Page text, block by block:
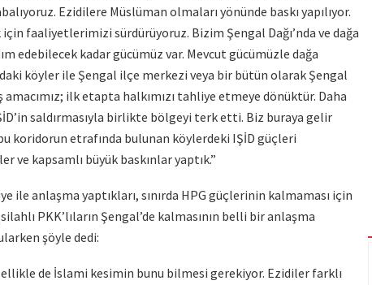
Ezidilere Müslüman olmaları yönünde baskı yapılıyor.
faaliyetlerimizi sürdürüyoruz. Bizim Şengal Dağı’nda ve dağa
edebilecek kadar gücümüz var. Mevcut gücümüzle dağa
köyler ile Şengal ilçe merkezi veya bir bütün olarak Şengal
ilk etapta halkımızı tahliye etmeye dönüktür. Daha
saldırmasıyla birlikte bölgeyi terk etti. Biz buraya gelir
koridorun etrafında bulunan köylerdeki IŞİD güçleri
kapsamlı büyük baskınlar yaptık.”
ile anlaşma yaptıkları, sınırda HPG güçlerinin kalmaması için
PKK’lıların Şengal’de kalmasının belli bir anlaşma
şöyle dedi:
de İslami kesimin bunu bilmesi gerekiyor. Ezidiler farklı